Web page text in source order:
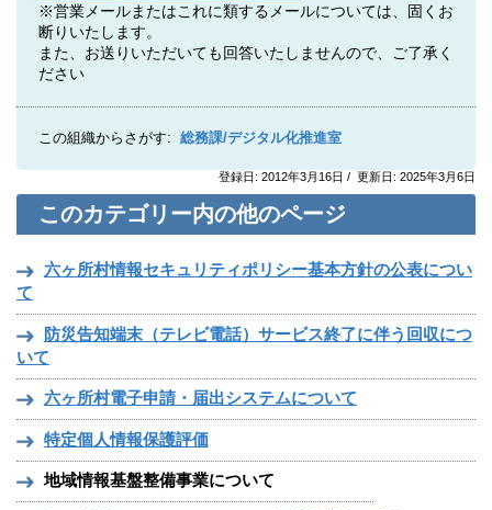
※営業メールまたはこれに類するメールについては、固くお
断りいたします。
また、お送りいただいても回答いたしませんので、ご了承く
ださい
この組織からさがす: 総務課/デジタル化推進室
登録日: 2012年3月16日 / 更新日: 2025年3月6日
このカテゴリー内の他のページ
六ヶ所村情報セキュリティポリシー基本方針の公表につい
て
防災告知端末（テレビ電話）サービス終了に伴う回収につ
いて
六ヶ所村電子申請・届出システムについて
特定個人情報保護評価
地域情報基盤整備事業について